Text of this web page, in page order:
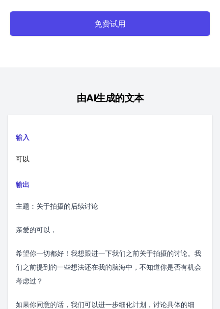
免费试用
由AI生成的文本
输入
可以
输出
主题：关于拍摄的后续讨论
亲爱的可以，
希望你一切都好！我想跟进一下我们之前关于拍摄的讨论。我
们之前提到的一些想法还在我的脑海中，不知道你是否有机会
考虑过？
如果你同意的话，我们可以进一步细化计划，讨论具体的细